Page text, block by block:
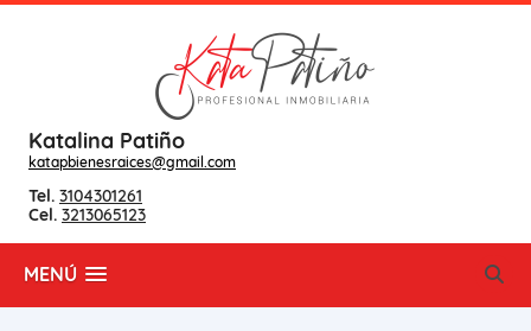
Katalina Patiño
katapbienesraices@gmail.com
Tel. 3104301261
Cel. 3213065123
MENÚ